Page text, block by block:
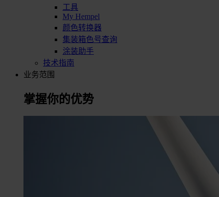
工具
My Hempel
颜色转换器
集装箱色号查询
涂装助手
技术指南
业务范围
掌握你的优势